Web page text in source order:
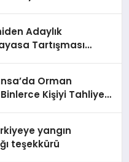
Adaylık
Tartışması
Orman
Binlerce Kişiyi Tahliye
yangın
teşekkürü